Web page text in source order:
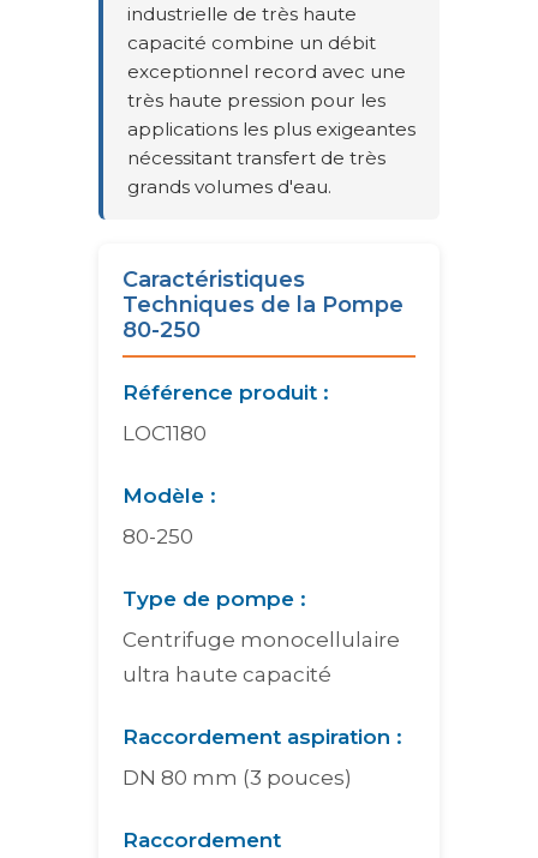
industrielle de très haute
capacité combine un débit
exceptionnel record avec une
très haute pression pour les
applications les plus exigeantes
nécessitant transfert de très
grands volumes d'eau.
Caractéristiques
Techniques de la Pompe
80-250
Référence produit :
LOC1180
Modèle :
80-250
Type de pompe :
Centrifuge monocellulaire
ultra haute capacité
Raccordement aspiration :
DN 80 mm (3 pouces)
Raccordement